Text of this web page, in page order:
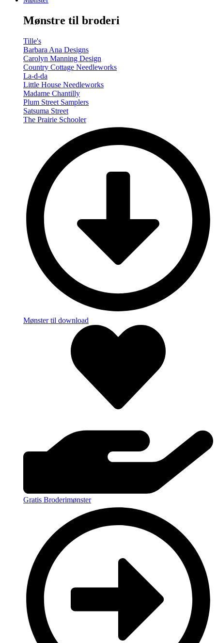
(Volume
Mønstre til broderi
Tille's
Barbara Ana Designs
Carolyn Manning Design
Country Cottage Needleworks
La-d-da
Little House Needleworks
Madame Chantilly
Plum Street Samplers
Satsuma Street
The Prairie Schooler
Mønster til download
Gratis Broderimønster